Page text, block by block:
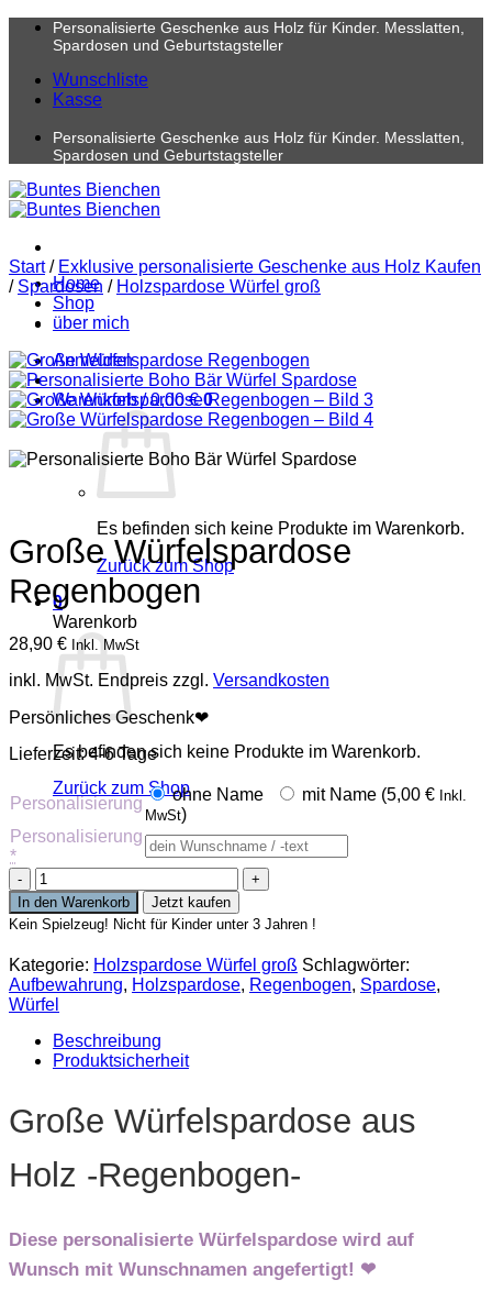
Zum
Personalisierte Geschenke aus Holz für Kinder. Messlatten,
Spardosen und Geburtstagsteller
Wunschliste
Kasse
Personalisierte Geschenke aus Holz für Kinder. Messlatten,
Spardosen und Geburtstagsteller
Home
Shop
über mich
Anmelden
Warenkorb /0,00€ 0
Es befinden sich keine Produkte im Warenkorb.
Zurück zum Shop
0
Warenkorb
Es befinden sich keine Produkte im Warenkorb.
Zurück zum Shop
Start / Exklusive personalisierte Geschenke aus Holz Kaufen
/ Spardosen / Holzspardose Würfel groß
Große Würfelspardose
Regenbogen
28,90 € Inkl. MwSt
inkl. MwSt. Endpreis zzgl. Versandkosten
Persönliches Geschenk❤
Lieferzeit:4-6 Tage
Personalisierung ohne Name mit Name (5,00 € Inkl.
MwSt)
Personalisierung
*
Große
Würfelspardose
Regenbogen
Menge
In den Warenkorb
Jetzt kaufen
Kein Spielzeug! Nicht für Kinder unter 3 Jahren !
Kategorie: Holzspardose Würfel groß Schlagwörter:
Aufbewahrung, Holzspardose, Regenbogen, Spardose,
Würfel
Beschreibung
Produktsicherheit
Große Würfelspardose aus
Holz -Regenbogen-
Diese personalisierte Würfelspardose wird auf
Wunsch mit Wunschnamen angefertigt! ❤